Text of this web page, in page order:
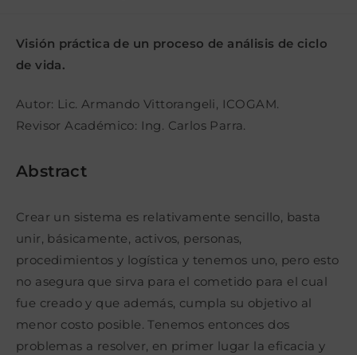
entrada:
entrada:
Visión práctica de un proceso de análisis de ciclo
de vida.
Autor: Lic. Armando Vittorangeli, ICOGAM.
Revisor Académico: Ing. Carlos Parra.
Abstract
Crear un sistema es relativamente sencillo, basta
unir, básicamente, activos, personas,
procedimientos y logística y tenemos uno, pero esto
no asegura que sirva para el cometido para el cual
fue creado y que además, cumpla su objetivo al
menor costo posible. Tenemos entonces dos
problemas a resolver, en primer lugar la eficacia y